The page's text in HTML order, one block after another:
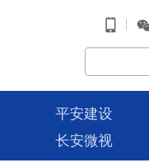
|
平安建设
长安微视